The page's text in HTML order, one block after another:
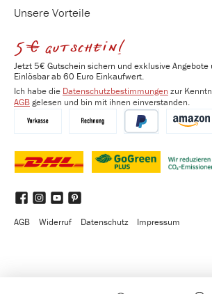
anliegende Passform
strapazierfähig & langlebig aufgrund des höheren
Unsere Vorteile
5€ gutschein!
Jetzt 5€ Gutschein sichern und exklusive
Einlösbar ab 60 Euro Einkaufwert.
Ich habe die Datenschutzbestimmungen zur
AGBgelesen und bin mit ihnen einverstanden.
FacebookInstagram
YouTubePinterest
AGB
Widerruf Datenschutz Impressum